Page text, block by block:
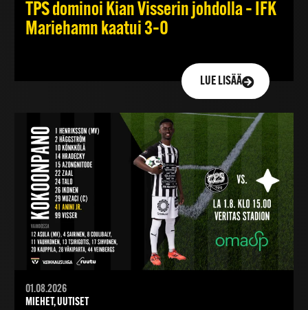
TPS dominoi Kian Visserin johdolla – IFK
Mariehamn kaatui 3–0
LUE LISÄÄ
01.08.2026
MIEHET, UUTISET